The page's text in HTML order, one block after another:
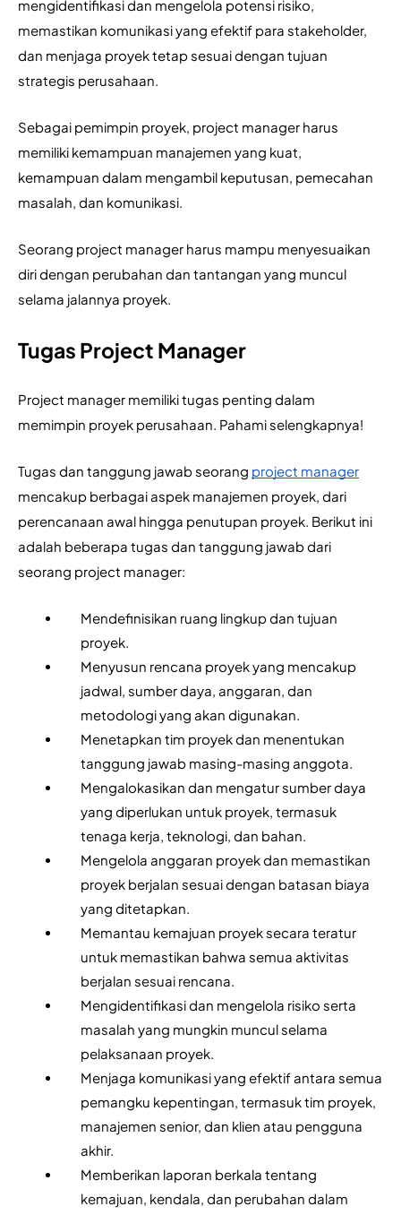
mengidentifikasi dan mengelola potensi risiko,
memastikan komunikasi yang efektif para stakeholder,
dan menjaga proyek tetap sesuai dengan tujuan
strategis perusahaan.
Sebagai pemimpin proyek, project manager harus
memiliki kemampuan manajemen yang kuat,
kemampuan dalam mengambil keputusan, pemecahan
masalah, dan komunikasi.
Seorang project manager harus mampu menyesuaikan
diri dengan perubahan dan tantangan yang muncul
selama jalannya proyek.
Tugas Project Manager
Project manager memiliki tugas penting dalam
memimpin proyek perusahaan. Pahami selengkapnya!
Tugas dan tanggung jawab seorang project manager
mencakup berbagai aspek manajemen proyek, dari
perencanaan awal hingga penutupan proyek. Berikut ini
adalah beberapa tugas dan tanggung jawab dari
seorang project manager:
Mendefinisikan ruang lingkup dan tujuan
proyek.
Menyusun rencana proyek yang mencakup
jadwal, sumber daya, anggaran, dan
metodologi yang akan digunakan.
Menetapkan tim proyek dan menentukan
tanggung jawab masing-masing anggota.
Mengalokasikan dan mengatur sumber daya
yang diperlukan untuk proyek, termasuk
tenaga kerja, teknologi, dan bahan.
Mengelola anggaran proyek dan memastikan
proyek berjalan sesuai dengan batasan biaya
yang ditetapkan.
Memantau kemajuan proyek secara teratur
untuk memastikan bahwa semua aktivitas
berjalan sesuai rencana.
Mengidentifikasi dan mengelola risiko serta
masalah yang mungkin muncul selama
pelaksanaan proyek.
Menjaga komunikasi yang efektif antara semua
pemangku kepentingan, termasuk tim proyek,
manajemen senior, dan klien atau pengguna
akhir.
Memberikan laporan berkala tentang
kemajuan, kendala, dan perubahan dalam